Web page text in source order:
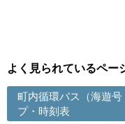
よく見られているペー
町内循環バス（海遊
プ・時刻表